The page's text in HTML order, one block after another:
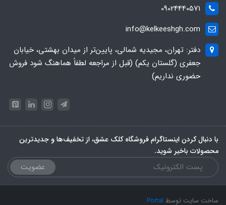
09024440571
info@kelkeeshgh.com
دفتر: تهران، مجیدیه شمالی، پایین‌تر از میدان بهشتی، خیابان
جعفری (گلستان یکم) (قبل از مراجعه لطفاً هماهنگ شود فروش
حضوری نداریم)
با دنبال کردن اینستاگرام فروشگاه کلک عشق، از تخفیف‌ها و جدیدترین‌
محصولات باخبر شوید.
عضویت
ساخت سایت توسط Portal